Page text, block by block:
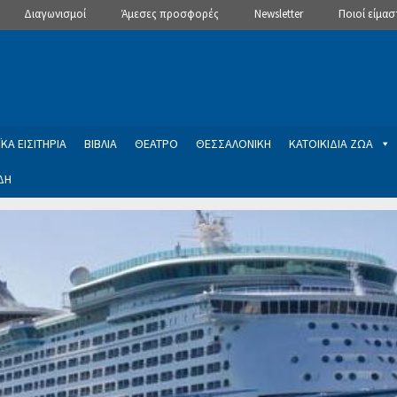
Διαγωνισμοί Άμεσες προσφορές Newsletter Ποιοί
ΕΙΣΙΤΗΡΙΑ ΒΙΒΛΙΑ ΘΕΑΤΡΟ ΘΕΣΣΑΛΟΝΙΚΗ ΚΑΤΟΙΚΙΔΙΑ ΖΩΑ
Newsletter
εγγραφής στο Newsletter του Dealistas.grΕπικοινωνία